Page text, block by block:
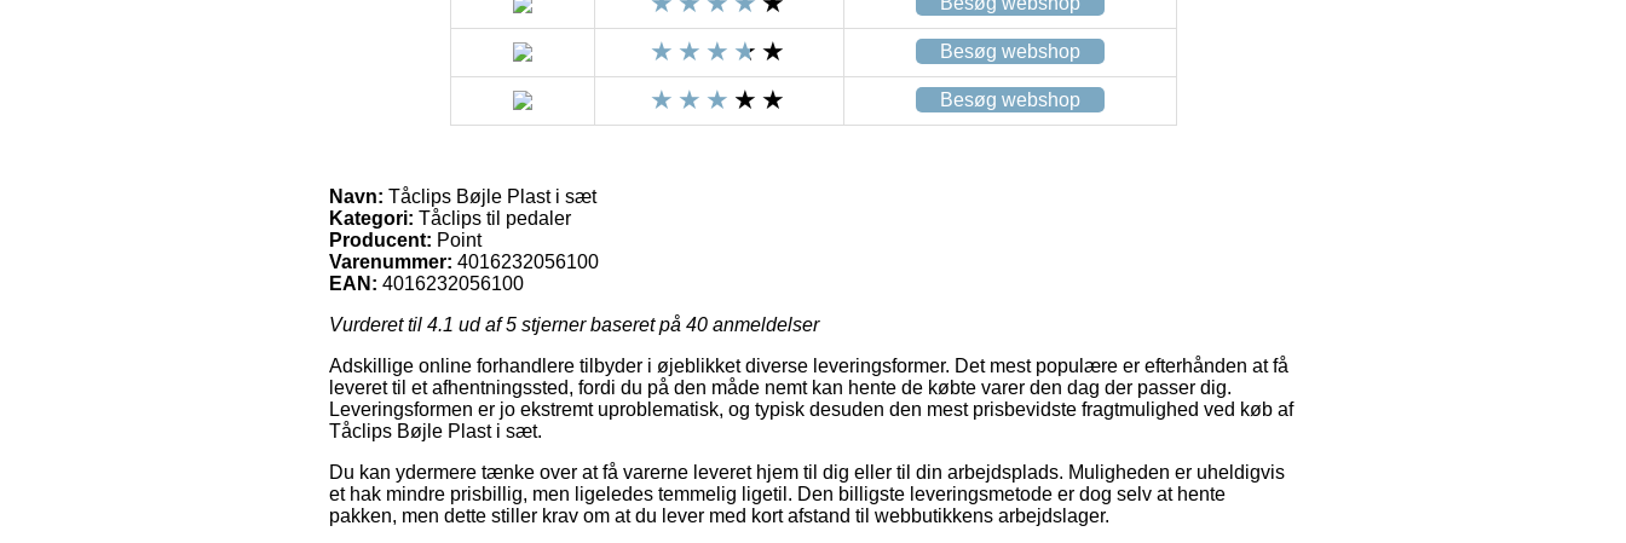
Besøg webshop
Besøg webshop
Navn: Tåclips Bøjle Plast i sæt
Kategori: Tåclips til pedaler
Producent: Point
Varenummer: 4016232056100
EAN: 4016232056100
Vurderet til 4.1 ud af 5 stjerner baseret på 40 anmeldelser
Adskillige online forhandlere tilbyder i øjeblikket diverse leveringsformer. Det mest populære er efterhånden at få
leveret til et afhentningssted, fordi du på den måde nemt kan hente de købte varer den dag der passer dig.
Leveringsformen er jo ekstremt uproblematisk, og typisk desuden den mest prisbevidste fragtmulighed ved køb af
Tåclips Bøjle Plast i sæt.
Du kan ydermere tænke over at få varerne leveret hjem til dig eller til din arbejdsplads. Muligheden er uheldigvis
et hak mindre prisbillig, men ligeledes temmelig ligetil. Den billigste leveringsmetode er dog selv at hente
pakken, men dette stiller krav om at du lever med kort afstand til webbutikkens arbejdslager.